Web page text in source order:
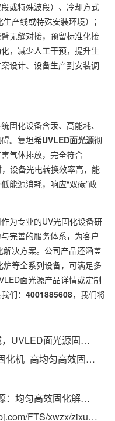
或特殊波段）、冷却方式
产线或特殊安装环境）；
无缝对接，预留标准化接
，减少人工干预，提升生
设计、设备生产到安装调
化设备含汞、高能耗、
。复坦希UVLED面光源彻
气体排放，完全符合
设备光电转换效率高，能
能源消耗，响应“双碳”政
为专业的UV光固化设备研
完善的服务体系，为客户
决方案。公司产品还涵盖
等全系列设备，可满足多
面光源产品详情或定制
们： 4001885608，我们将
光源固化机的应用有多广？
匀高效固化_多行业定制厂家
解决方案，赋能多行业品质升级
xwzx/zixun/1182.html